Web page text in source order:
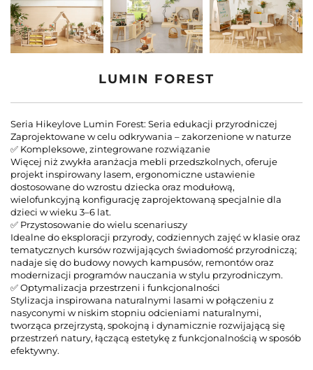
LUMIN FOREST
Seria Hikeylove Lumin Forest: Seria edukacji przyrodniczej
Zaprojektowane w celu odkrywania – zakorzenione w naturze
✅ Kompleksowe, zintegrowane rozwiązanie
Więcej niż zwykła aranżacja mebli przedszkolnych, oferuje
projekt inspirowany lasem, ergonomiczne ustawienie
dostosowane do wzrostu dziecka oraz modułową,
wielofunkcyjną konfigurację zaprojektowaną specjalnie dla
dzieci w wieku 3–6 lat.
✅ Przystosowanie do wielu scenariuszy
Idealne do eksploracji przyrody, codziennych zajęć w klasie oraz
tematycznych kursów rozwijających świadomość przyrodniczą;
nadaje się do budowy nowych kampusów, remontów oraz
modernizacji programów nauczania w stylu przyrodniczym.
✅ Optymalizacja przestrzeni i funkcjonalności
Stylizacja inspirowana naturalnymi lasami w połączeniu z
nasyconymi w niskim stopniu odcieniami naturalnymi,
tworząca przejrzystą, spokojną i dynamicznie rozwijającą się
przestrzeń natury, łączącą estetykę z funkcjonalnością w sposób
efektywny.